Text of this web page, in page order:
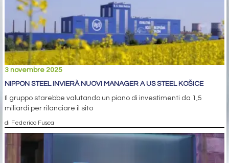
3 novembre 2025
NIPPON STEEL INVIERÀ NUOVI MANAGER A US STEEL KOŠICE
Il gruppo starebbe valutando un piano di investimenti da 1,5
miliardi per rilanciare il sito
di Federico Fusca